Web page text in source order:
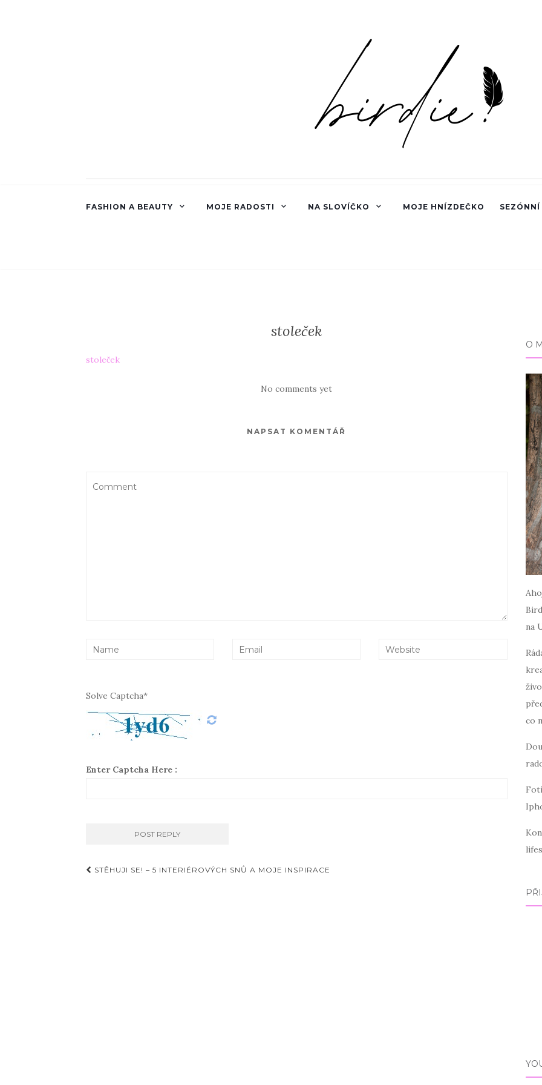
FASHION A BEAUTY MOJE RADOSTI NA SLOVÍČKO MOJE HNÍZDEČKO
stoleček
stoleček
No comments yet
NAPSAT KOMENTÁŘ
Solve Captcha*
Enter Captcha Here :
Příspěvky
STĚHUJI SE! – 5 INTERIÉROVÝCH SNŮ A MOJE INSPIRACE
O
na
co